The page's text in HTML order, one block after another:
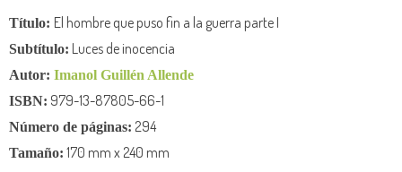
Título: El hombre que puso fin a la guerra parte I
Subtítulo: Luces de inocencia
Autor: Imanol Guillén Allende
ISBN: 979-13-87805-66-1
Número de páginas: 294
Tamaño: 170 mm x 240 mm